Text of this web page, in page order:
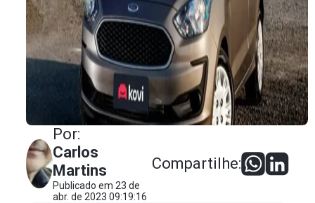
Por:
Carlos
Martins
Publicado em 23 de
abr. de 2023 09:19:16
Compartilhe: